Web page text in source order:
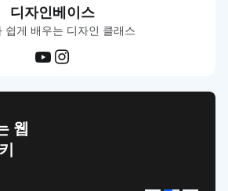
디자인베이스
쉽게 배우는 디자인 클래스
웹